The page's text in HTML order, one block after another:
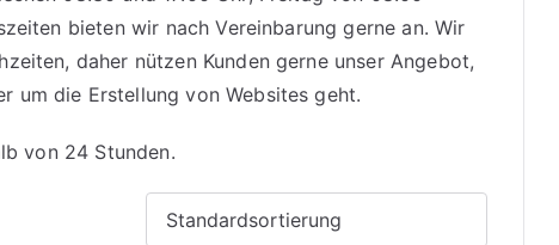
bieten wir nach Vereinbarung gerne an. Wir
daher nützen Kunden gerne unser Angebot,
um die Erstellung von Websites geht.
von 24 Stunden.